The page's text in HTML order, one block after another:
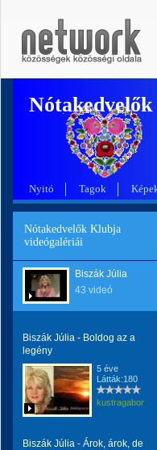
Nyitó Tagok
Nótakedvelők Klubja
videógalériái
Biszák Júlia
43 videó
Biszák Júlia - Boldog az a
legény
5 éve
Látták:180
kustragabor
Biszák Júlia - Árok, árok, de